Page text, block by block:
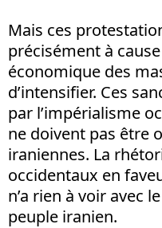
Mais ces
précisément à
économique des
d’intensifier. Ces
par l’impérialisme
ne doivent pas être
iraniennes. La
occidentaux en
n’a rien à voir avec
peuple iranien.